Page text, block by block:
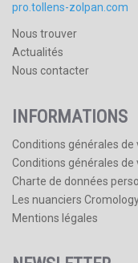
pro.tollens-zolpan.com
Nous trouver
Actualités
Nous contacter
INFORMATIONS
Conditions générales
Conditions générales
Charte de données
Les nuanciers
Mentions légales